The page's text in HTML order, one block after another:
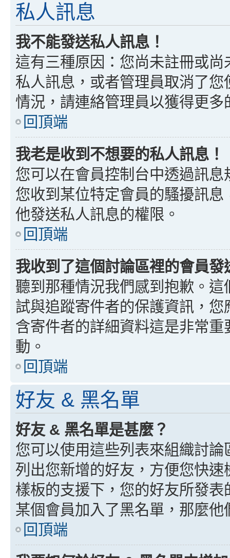
私人訊息
我不能發送私人訊息！
這有三種原因：您尚未註冊或
私人訊息，或者管理員取消了
情況，請連絡管理員以獲得更多
回頂端
我老是收到不想要的私人訊息！
您可以在會員控制台中透過訊
您收到某位特定會員的騷擾訊
他發送私人訊息的權限。
回頂端
我收到了這個討論區裡的會員
聽到那種情況我們感到抱歉。
試與追蹤寄件者的保護資訊，
含寄件者的詳細資料這是非常
動。
回頂端
好友 & 黑名單
好友 & 黑名單是甚麼？
您可以使用這些列表來組織討
列出您新增的好友，方便您快
樣板的支援下，您的好友所發
某個會員加入了黑名單，那麼
回頂端